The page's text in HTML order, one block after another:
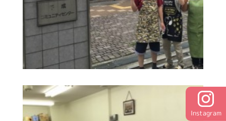
Instagram